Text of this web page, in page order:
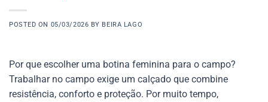
POSTED ON 05/03/2026 BY BEIRA LAGO
Por que escolher uma botina feminina para o campo?
Trabalhar no campo exige um calçado que combine
resistência, conforto e proteção. Por muito tempo,